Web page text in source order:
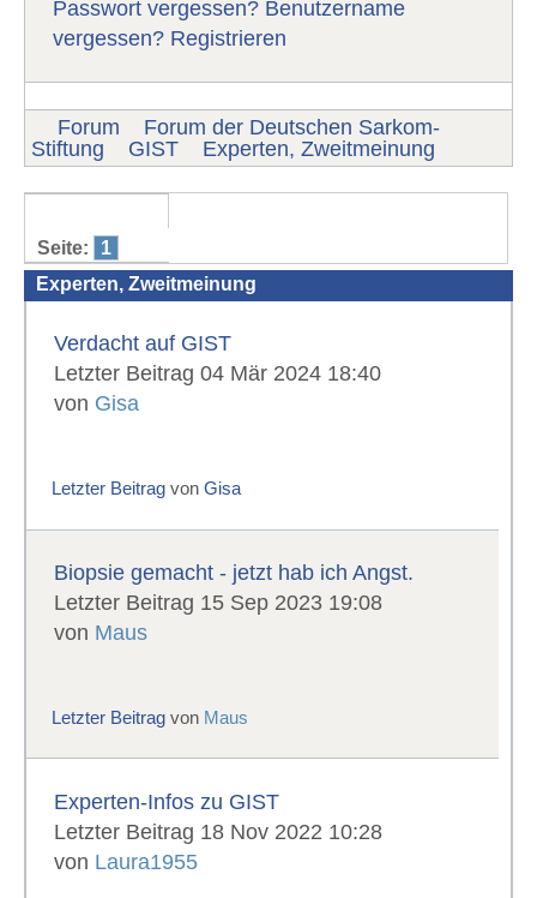
Passwort vergessen? Benutzername
vergessen? Registrieren
Forum
Forum der Deutschen Sarkom-
Stiftung
GIST Experten, Zweitmeinung
Seite:
1
Experten, Zweitmeinung
Verdacht auf GIST
Letzter Beitrag 04 Mär 2024 18:40
von Gisa
Letzter Beitrag vonGisa
Biopsie gemacht - jetzt hab ich Angst.
Letzter Beitrag 15 Sep 2023 19:08
von Maus
Letzter Beitrag von Maus
Experten-Infos zu GIST
Letzter Beitrag 18 Nov 2022 10:28
von Laura1955